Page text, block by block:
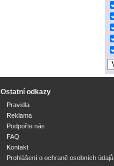
Ostatní odkazy
Pravidla
Reklama
Podpořte nás
FAQ
Kontakt
Prohlášení o ochraně osobních údajů